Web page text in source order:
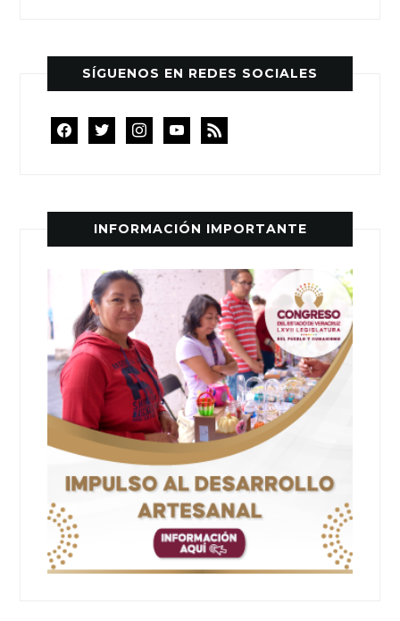
SÍGUENOS EN REDES SOCIALES
facebooktwitterinstagramyoutube
rss
INFORMACIÓN IMPORTANTE